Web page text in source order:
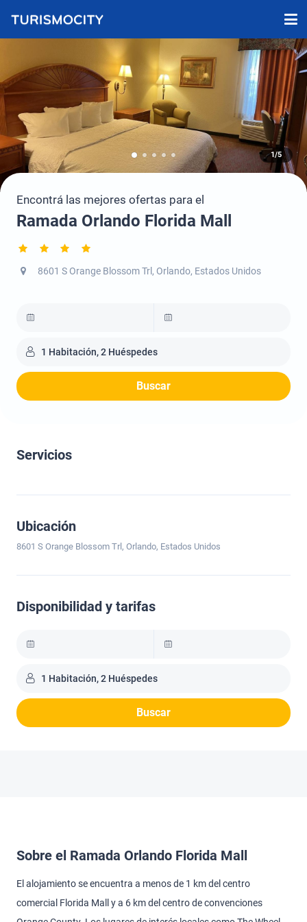
1/5
Encontrá las mejores ofertas para el
Ramada Orlando Florida Mall
8601 S Orange Blossom Trl, Orlando, Estados Unidos
1 Habitación, 2 Huéspedes
Buscar
Servicios
Ubicación
8601 S Orange Blossom Trl, Orlando, Estados Unidos
Disponibilidad y tarifas
1 Habitación, 2 Huéspedes
Buscar
Sobre el Ramada Orlando Florida Mall
El alojamiento se encuentra a menos de 1 km del centro
comercial Florida Mall y a 6 km del centro de convenciones